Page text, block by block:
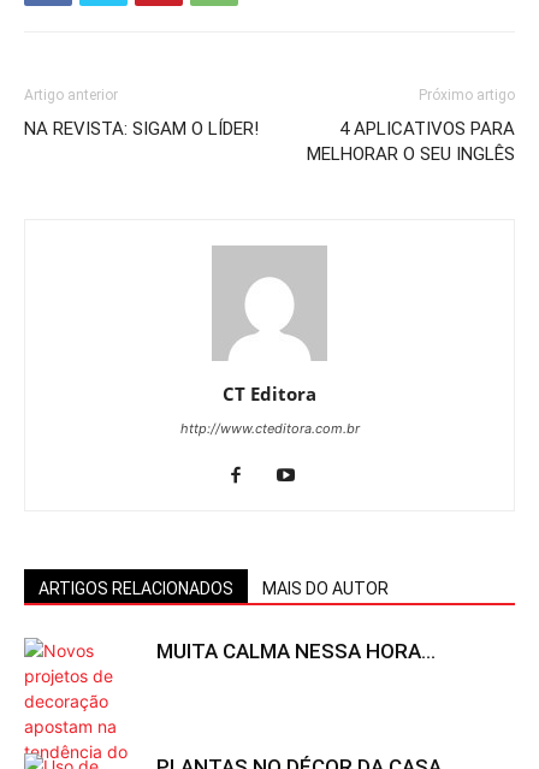
Artigo anterior
NA REVISTA: SIGAM O LÍDER!
Próximo artigo
4 APLICATIVOS PARA
MELHORAR O SEU INGLÊS
CT Editora
http://www.cteditora.com.br
ARTIGOS RELACIONADOS MAIS DO AUTOR
MUITA CALMA NESSA HORA…